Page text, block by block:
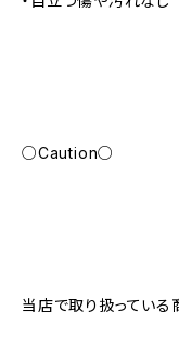
○Caution○
当店で取り扱っている